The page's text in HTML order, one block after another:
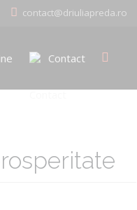
contact@driuliapreda.ro
Contact